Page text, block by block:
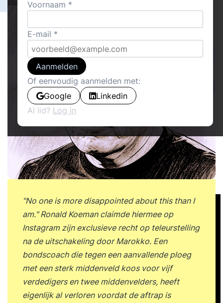
"No one is more disappointed about this than I
am." Ronald Koeman claimde hiermee op
Instagram zijn exclusieve recht op teleurstelling
na de uitschakeling door Marokko. Een
bondscoach die tegen een aanvallende ploeg
met een sterk middenveld koos voor vijf
verdedigers en twee middenvelders, heeft
eigenlijk al verloren voordat de aftrap is
Voornaam
E-mail
Aanmelden
Of eenvoudig aanmelden met:
Google
Linkedin
Al lid? Log in